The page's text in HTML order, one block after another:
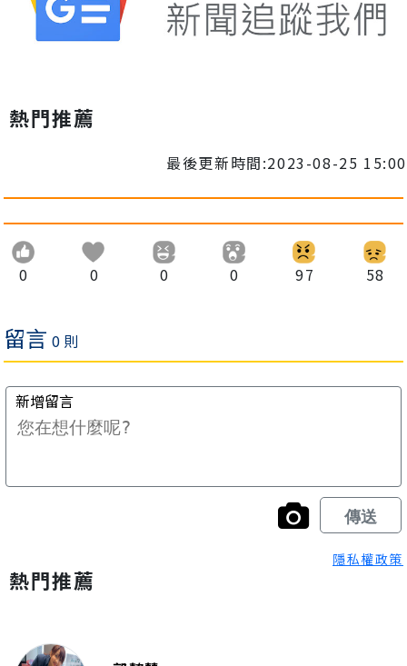
熱門推薦
最後更新時間:2023-08-25 15:00
0 0 0 0 97 58
隱私權政策
熱門推薦